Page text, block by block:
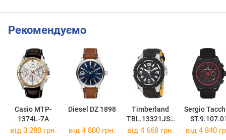
Рекомендуємо
Casio MTP-
1374L-7A
Diesel DZ 1898
Timberland
TBL.13321JST
B/02B
Sergio
від 3 280 грн. від 4 800 грн. від 4 668 грн. від 4 840